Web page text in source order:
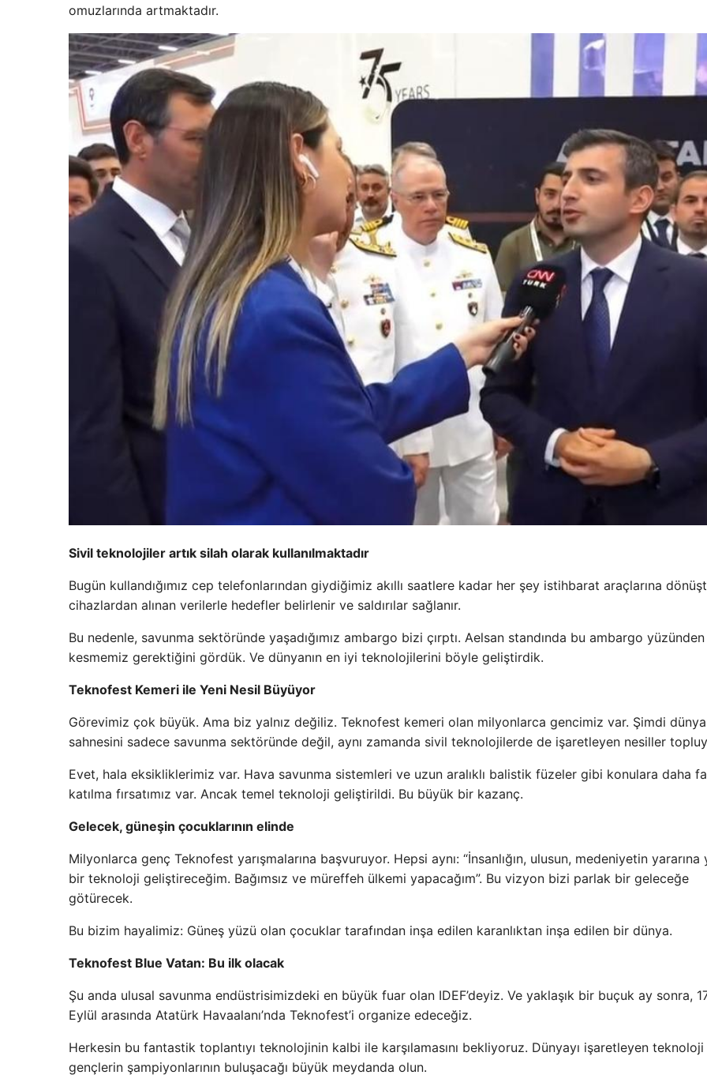
omuzlarında artmaktadır.
Sivil teknolojiler artık silah olarak kullanılmaktadır
Bugün kullandığımız cep telefonlarından giydiğimiz akıllı saatlere kadar her şey istihbarat araçlarına
cihazlardan alınan verilerle hedefler belirlenir ve saldırılar sağlanır.
Bu nedenle, savunma sektöründe yaşadığımız ambargo bizi çırptı. Aelsan standında bu ambargo yüzünden
kesmemiz gerektiğini gördük. Ve dünyanın en iyi teknolojilerini böyle geliştirdik.
Teknofest Kemeri ile Yeni Nesil Büyüyor
Görevimiz çok büyük. Ama biz yalnız değiliz. Teknofest kemeri olan milyonlarca gencimiz var. Şimdi dünya
sahnesini sadece savunma sektöründe değil, aynı zamanda sivil teknolojilerde de işaretleyen nesiller
Evet, hala eksikliklerimiz var. Hava savunma sistemleri ve uzun aralıklı balistik füzeler gibi konulara daha
katılma fırsatımız var. Ancak temel teknoloji geliştirildi. Bu büyük bir kazanç.
Gelecek, güneşin çocuklarının elinde
Milyonlarca genç Teknofest yarışmalarına başvuruyor. Hepsi aynı: “İnsanlığın, ulusun, medeniyetin yararına
bir teknoloji geliştireceğim. Bağımsız ve müreffeh ülkemi yapacağım”. Bu vizyon bizi parlak bir geleceğe
götürecek.
Bu bizim hayalimiz: Güneş yüzü olan çocuklar tarafından inşa edilen karanlıktan inşa edilen bir dünya.
Teknofest Blue Vatan: Bu ilk olacak
Şu anda ulusal savunma endüstrisimizdeki en büyük fuar olan IDEF’deyiz. Ve yaklaşık bir buçuk ay sonra,
Eylül arasında Atatürk Havaalanı’nda Teknofest’i organize edeceğiz.
Herkesin bu fantastik toplantıyı teknolojinin kalbi ile karşılamasını bekliyoruz. Dünyayı işaretleyen
gençlerin şampiyonlarının buluşacağı büyük meydanda olun.